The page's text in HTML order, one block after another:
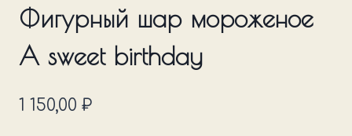
Фигурный шар мороженое
A sweet birthday
1 150,00 ₽